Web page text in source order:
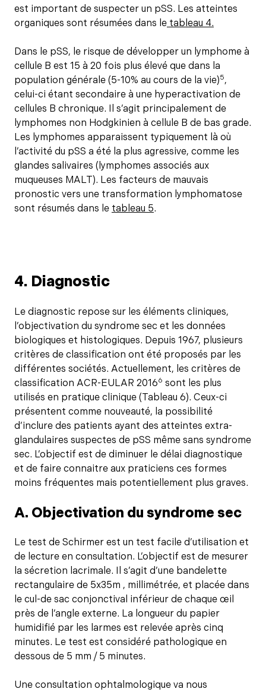
est important de suspecter un pSS. Les atteintes
organiques sont résumées dans le tableau 4.
Dans le pSS, le risque de développer un lymphome à
cellule B est 15 à 20 fois plus élevé que dans la
population générale (5-10% au cours de la vie)5,
celui-ci étant secondaire à une hyperactivation de
cellules B chronique. Il s’agit principalement de
lymphomes non Hodgkinien à cellule B de bas grade.
Les lymphomes apparaissent typiquement là où
l’activité du pSS a été la plus agressive, comme les
glandes salivaires (lymphomes associés aux
muqueuses MALT). Les facteurs de mauvais
pronostic vers une transformation lymphomatose
sont résumés dans le tableau 5.
4. Diagnostic
Le diagnostic repose sur les éléments cliniques,
l’objectivation du syndrome sec et les données
biologiques et histologiques. Depuis 1967, plusieurs
critères de classification ont été proposés par les
différentes sociétés. Actuellement, les critères de
classification ACR-EULAR 20166 sont les plus
utilisés en pratique clinique (Tableau 6). Ceux-ci
présentent comme nouveauté, la possibilité
d’inclure des patients ayant des atteintes extra-
glandulaires suspectes de pSS même sans syndrome
sec. L’objectif est de diminuer le délai diagnostique
et de faire connaitre aux praticiens ces formes
moins fréquentes mais potentiellement plus graves.
A. Objectivation du syndrome sec
Le test de Schirmer est un test facile d’utilisation et
de lecture en consultation. L’objectif est de mesurer
la sécretion lacrimale. Il s’agit d’une bandelette
rectangulaire de 5x35m , millimétrée, et placée dans
le cul-de sac conjonctival inférieur de chaque œil
près de l’angle externe. La longueur du papier
humidifié par les larmes est relevée après cinq
minutes. Le test est considéré pathologique en
dessous de 5 mm / 5 minutes.
Une consultation ophtalmologique va nous